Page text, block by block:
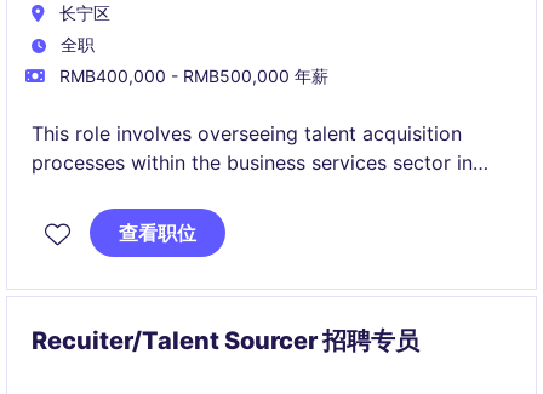
长宁区
全职
RMB400,000 - RMB500,000 年薪
This role involves overseeing talent acquisition
processes within the business services sector in
effective hiring of facility manager, real estate
assets mgt, operation management ect who
查看职位
Recuiter/Talent Sourcer 招聘专员